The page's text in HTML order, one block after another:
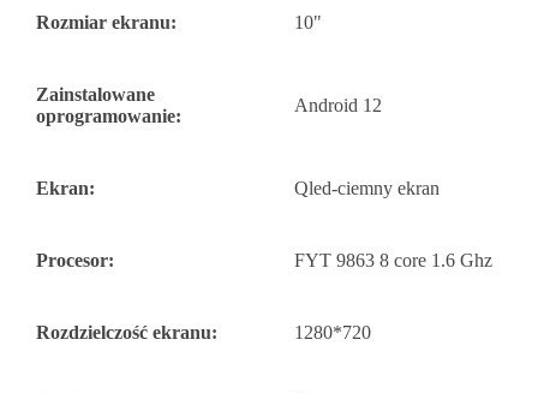
Rozmiar ekranu: 10"
Zainstalowane
oprogramowanie:
Android 12
Ekran: Qled-ciemny ekran
Procesor: FYT 9863 8 core 1.6 Ghz
Rozdzielczość ekranu: 1280*720